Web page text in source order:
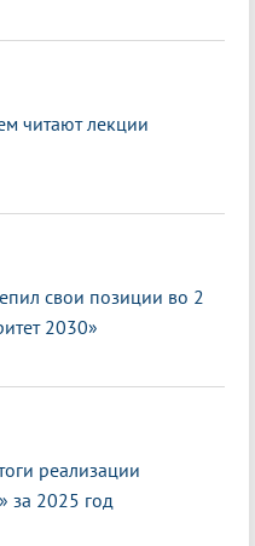
читают лекции
свои позиции во 2
2030»
реализации
за 2025 год